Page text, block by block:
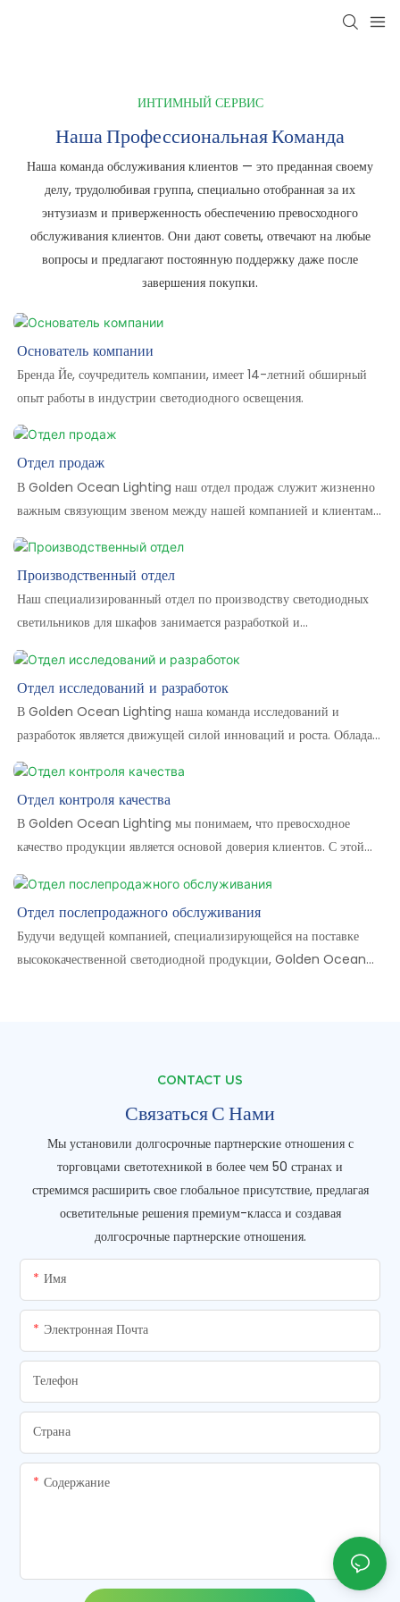
ИНТИМНЫЙ СЕРВИС
Наша Профессиональная Команда
Наша команда обслуживания клиентов — это преданная своему
делу, трудолюбивая группа, специально отобранная за их
энтузиазм и приверженность обеспечению превосходного
обслуживания клиентов. Они дают советы, отвечают на любые
вопросы и предлагают постоянную поддержку даже после
завершения покупки.
Основатель компании
Бренда Йе, соучредитель компании, имеет 14-летний обширный
опыт работы в индустрии светодиодного освещения.
Отдел продаж
В Golden Ocean Lighting наш отдел продаж служит жизненно
важным связующим звеном между нашей компанией и клиентами
по всему миру, стремясь предоставлять первоклассный сервис и
оптимальные световые решения. Как команда опытных и
динамичных профессионалов, мы всегда ставим клиентов на
первое место, уделяя особое внимание удовлетворению их
потребностей и обеспечению постоянного роста бизнеса.
Производственный отдел
Наш специализированный отдел по производству светодиодных
светильников для шкафов занимается разработкой и
производством высококачественных многофункциональных
решений для освещения шкафов, адаптированных к
разнообразным потребностям как жилых, так и коммерческих
помещений. Мы предлагаем широкий ассортимент продукции, в
том числе перезаряжаемые, подключаемые и различные варианты с
сенсорным управлением, обеспечивая полную индивидуализацию
Отдел исследований и разработок
В Golden Ocean Lighting наша команда исследований и
разработок является движущей силой инноваций и роста. Обладая
сильным техническим опытом и обширным отраслевым опытом,
наша команда занимается разработкой эффективных,
энергосберегающих решений светодиодного освещения,
отвечающих разнообразным потребностям мирового рынка.
Отдел контроля качества
В Golden Ocean Lighting мы понимаем, что превосходное
качество продукции является основой доверия клиентов. С этой
целью мы создали строгую систему контроля качества,
обеспечивающую самые высокие стандарты на каждом этапе
производства.
Отдел послепродажного обслуживания
Будучи ведущей компанией, специализирующейся на поставке
высококачественной светодиодной продукции, Golden Ocean
высококвалифицированных и опытных специалистов,
впечатления от покупки и использования нашей продукции.
CONTACT US
Связаться С Нами
Мы установили долгосрочные партнерские отношения с
торговцами светотехникой в ​​более чем 50 странах и
стремимся расширить свое глобальное присутствие, предлагая
осветительные решения премиум-класса и создавая
долгосрочные партнерские отношения.
Имя
Электронная Почта
Телефон
Страна
Содержание